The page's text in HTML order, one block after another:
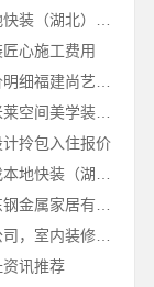
心施工费用
襄阳设计装修轻奢风选湖北百年米莱空间美学装饰材料有限公司
拎包入住报价
选择江西圣匠新型环保材料有限公司，室内装修设计施工厂家
讯推荐